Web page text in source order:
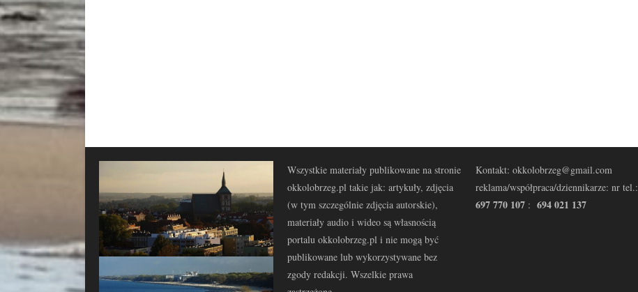
Wszystkie materiały publikowane na stronie
okkolobrzeg.pl takie jak: artykuły, zdjęcia
(w tym szczególnie zdjęcia autorskie),
materiały audio i wideo są własnością
portalu okkolobrzeg.pl i nie mogą być
publikowane lub wykorzystywane bez
zgody redakcji. Wszelkie prawa
Kontakt: okkolobrzeg@gmail.com
reklama/współpraca/dziennikarze: nr tel.:
697 770 107 : 694 021 137